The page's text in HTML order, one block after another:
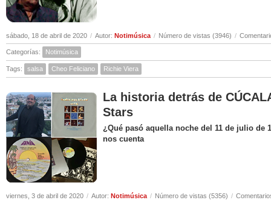
sábado, 18 de abril de 2020 / Autor: Notimúsica / Número de vistas (3946) /
Categorías: Notimúsica
Tags: salsa Cheo Feliciano Richie Viera
La historia detrás de
Stars
¿Qué pasó aquella noche del 11 de julio de
nos cuenta
viernes, 3 de abril de 2020 / Autor: Notimúsica / Número de vistas (5356) /